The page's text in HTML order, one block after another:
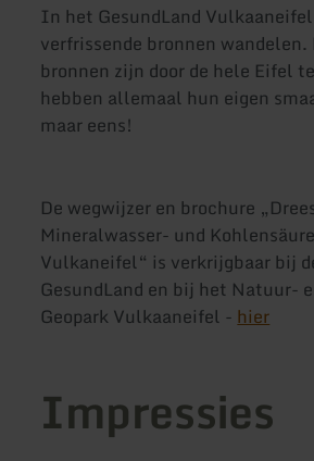
In het GesundLand
verfrissende bronnen wandelen.
bronnen zijn door de hele Eifel
hebben allemaal hun eigen
maar eens!
De wegwijzer en brochure
Mineralwasser- und
Vulkaneifel“ is verkrijgbaar bij
GesundLand en bij het Natuur-
Geopark Vulkaaneifel - hier
Impressies